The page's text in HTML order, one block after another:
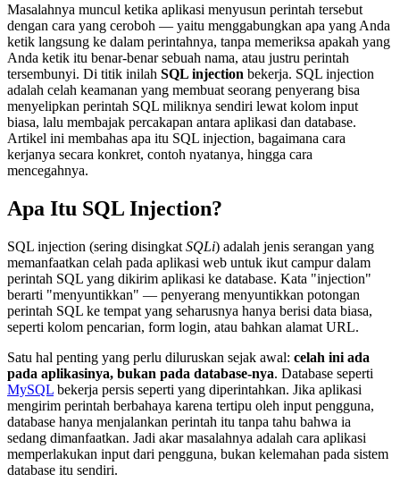
Masalahnya muncul ketika aplikasi menyusun perintah tersebut
dengan cara yang ceroboh — yaitu menggabungkan apa yang Anda
ketik langsung ke dalam perintahnya, tanpa memeriksa apakah yang
Anda ketik itu benar-benar sebuah nama, atau justru perintah
tersembunyi. Di titik inilah SQL injection bekerja. SQL injection
adalah celah keamanan yang membuat seorang penyerang bisa
menyelipkan perintah SQL miliknya sendiri lewat kolom input
biasa, lalu membajak percakapan antara aplikasi dan database.
Artikel ini membahas apa itu SQL injection, bagaimana cara
kerjanya secara konkret, contoh nyatanya, hingga cara
mencegahnya.
Apa Itu SQL Injection?
SQL injection (sering disingkat SQLi) adalah jenis serangan yang
memanfaatkan celah pada aplikasi web untuk ikut campur dalam
perintah SQL yang dikirim aplikasi ke database. Kata "injection"
berarti "menyuntikkan" — penyerang menyuntikkan potongan
perintah SQL ke tempat yang seharusnya hanya berisi data biasa,
seperti kolom pencarian, form login, atau bahkan alamat URL.
Satu hal penting yang perlu diluruskan sejak awal: celah ini ada
pada aplikasinya, bukan pada database-nya. Database seperti
MySQL bekerja persis seperti yang diperintahkan. Jika aplikasi
mengirim perintah berbahaya karena tertipu oleh input pengguna,
database hanya menjalankan perintah itu tanpa tahu bahwa ia
sedang dimanfaatkan. Jadi akar masalahnya adalah cara aplikasi
memperlakukan input dari pengguna, bukan kelemahan pada sistem
database itu sendiri.